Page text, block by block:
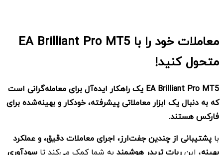
معاملات خود را با EA Brilliant Pro MT5
متحول کنید!
EA Brilliant Pro MT5 یک راهکار ایده‌آل برای معامله‌گرانی است
که به دنبال یک ابزار معاملاتی پیشرفته، خودکار و بهینه‌شده برای
فارکس هستند.
با پشتیبانی از چندین جفت‌ارز، اجرای معاملات دقیق، و عملکرد
بهینه، اینربات تریدر هوشمند به شما کمک می‌کند تا سودآوری